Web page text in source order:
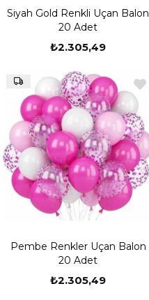
Siyah Gold Renkli Uçan Balon
20 Adet
₺2.305,49
Pembe Renkler Uçan Balon
20 Adet
₺2.305,49